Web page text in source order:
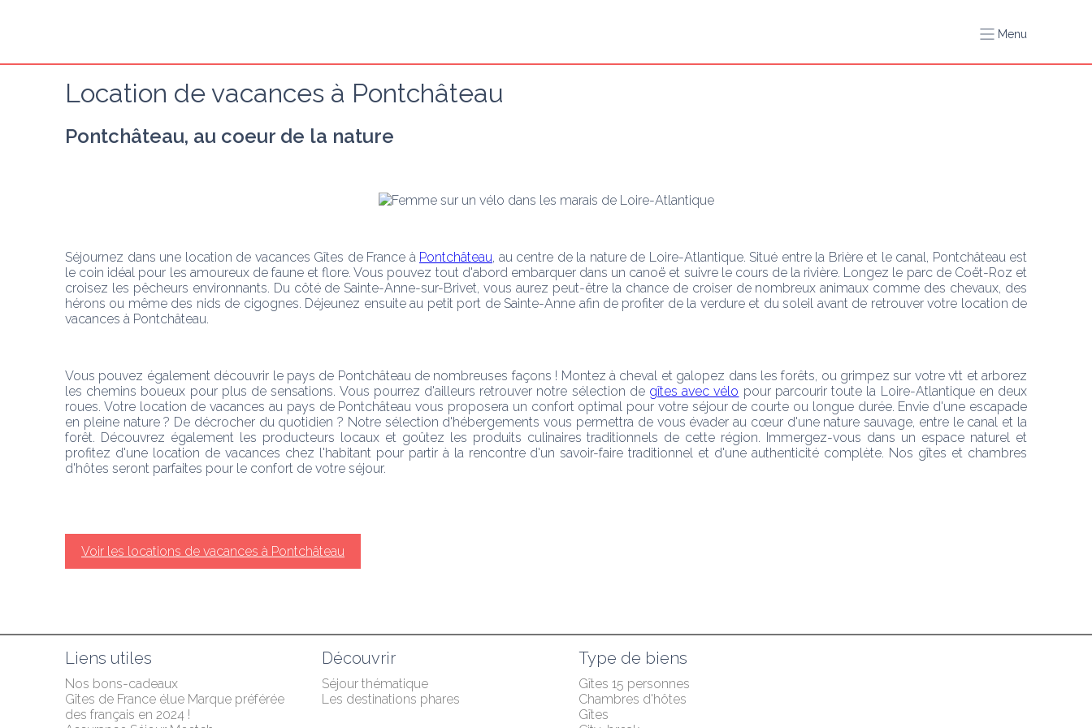
Menu
Location de vacances à Pontchâteau
Pontchâteau, au coeur de la nature
Séjournez dans une location de vacances Gîtes de France à Pontchâteau, au centre de la nature de Loire-Atlantique. Situé entre la Brière et le canal, Pontchâteau est
le coin idéal pour les amoureux de faune et flore. Vous pouvez tout d'abord embarquer dans un canoë et suivre le cours de la rivière. Longez le parc de Coët-Roz et
croisez les pêcheurs environnants. Du côté de Sainte-Anne-sur-Brivet, vous aurez peut-être la chance de croiser de nombreux animaux comme des chevaux, des
hérons ou même des nids de cigognes. Déjeunez ensuite au petit port de Sainte-Anne afin de profiter de la verdure et du soleil avant de retrouver votre location de
vacances à Pontchâteau.
Vous pouvez également découvrir le pays de Pontchâteau de nombreuses façons ! Montez à cheval et galopez dans les forêts, ou grimpez sur votre vtt et arborez
les chemins boueux pour plus de sensations. Vous pourrez d'ailleurs retrouver notre sélection de gîtes avec vélo pour parcourir toute la Loire-Atlantique en deux
roues. Votre location de vacances au pays de Pontchâteau vous proposera un confort optimal pour votre séjour de courte ou longue durée. Envie d'une escapade
en pleine nature ? De décrocher du quotidien ? Notre sélection d'hébergements vous permettra de vous évader au cœur d'une nature sauvage, entre le canal et la
forêt. Découvrez également les producteurs locaux et goûtez les produits culinaires traditionnels de cette région. Immergez-vous dans un espace naturel et
profitez d'une location de vacances chez l'habitant pour partir à la rencontre d'un savoir-faire traditionnel et d'une authenticité complète. Nos gîtes et chambres
d'hôtes seront parfaites pour le confort de votre séjour.
Voir les locations de vacances à Pontchâteau
Liens utiles
Nos bons-cadeaux
Gîtes de France élue Marque préférée
des français en 2024 !
Découvrir
Séjour thématique
Les destinations phares
Type de biens
Gîtes 15 personnes
Chambres d'hôtes
Gîtes